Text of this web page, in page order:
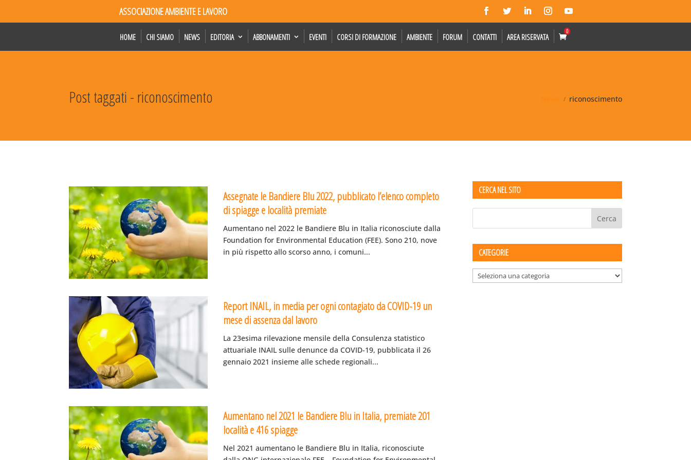
ASSOCIAZIONE AMBIENTE E LAVORO
HOME CHI SIAMO NEWS EDITORIA ABBONAMENTI EVENTI CORSI DI FORMAZIONE AMBIENTE FORUM CONTATTI AREA RISERVATA
0
Post taggati - riconoscimento riconoscimento
Assegnate le Bandiere Blu 2022, pubblicato l’elenco completo
di spiagge e località premiate
Aumentano nel 2022 le Bandiere Blu in Italia riconosciute dalla
Foundation for Environmental Education (FEE). Sono 210, nove
in più rispetto allo scorso anno, i comuni...
Report INAIL, in media per ogni contagiato da COVID-19 un
mese di assenza dal lavoro
La 23esima rilevazione mensile della Consulenza statistico
attuariale INAIL sulle denunce da COVID-19, pubblicata il 26
gennaio 2021 insieme alle schede regionali...
Aumentano nel 2021 le Bandiere Blu in Italia, premiate 201
località e 416 spiagge
Nel 2021 aumentano le Bandiere Blu in Italia, riconosciute
CERCA NEL SITO
CATEGORIE
Categorie